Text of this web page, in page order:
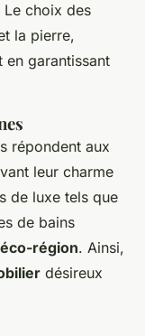
choix des
la pierre,
garantissant
répondent aux
leur charme
de luxe tels que
de bains
éco-région. Ainsi,
désireux